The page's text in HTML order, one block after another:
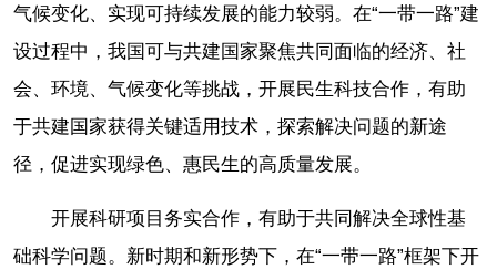
气候变化、实现可持续发展的能力较弱。在“一带一路”建
设过程中，我国可与共建国家聚焦共同面临的经济、社
会、环境、气候变化等挑战，开展民生科技合作，有助
于共建国家获得关键适用技术，探索解决问题的新途
径，促进实现绿色、惠民生的高质量发展。
开展科研项目务实合作，有助于共同解决全球性基
础科学问题。新时期和新形势下，在“一带一路”框架下开